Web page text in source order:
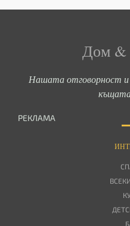
Дом &
Нашата отговорност и
РЕКЛАМА